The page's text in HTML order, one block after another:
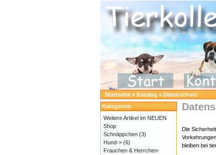
Startseite » Katalog » Datenschutz
Die
bleiben bei
Kategorien
Weitere Artikel im NEUEN
Shop
Schnäppchen (3)
Hund-> (6)
Frauchen & Herrchen-